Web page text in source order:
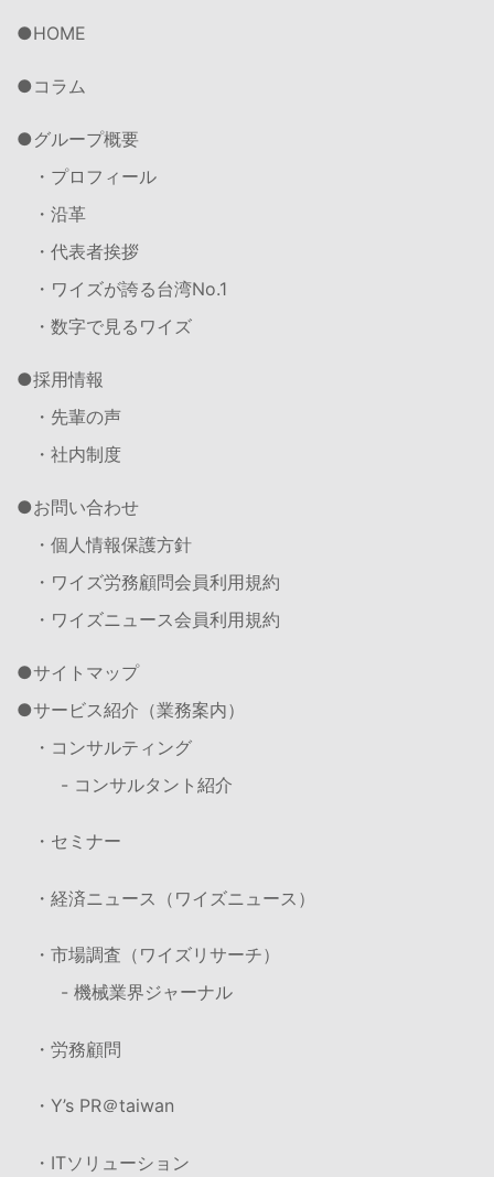
HOME
コラム
グループ概要
・プロフィール
・沿革
・代表者挨拶
・ワイズが誇る台湾No.1
・数字で見るワイズ
採用情報
・先輩の声
・社内制度
お問い合わせ
・個人情報保護方針
・ワイズ労務顧問会員利用規約
・ワイズニュース会員利用規約
サイトマップ
サービス紹介（業務案内）
・コンサルティング
- コンサルタント紹介
・セミナー
・経済ニュース（ワイズニュース）
・市場調査（ワイズリサーチ）
- 機械業界ジャーナル
・労務顧問
・Y’s PR＠taiwan
・ITソリューション